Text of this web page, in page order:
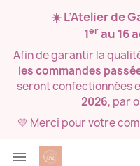
☀️ L’Atelier de
1erau 16
Afin de garantir la
les commandes
seront confectionnées
2026, par
💛 Merci pour votre
